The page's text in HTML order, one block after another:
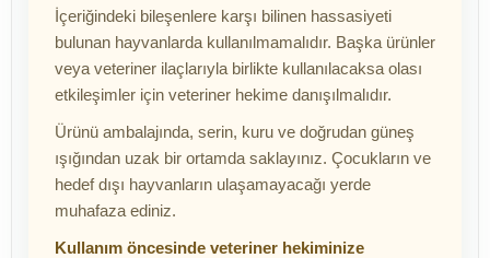
İçeriğindeki bileşenlere karşı bilinen hassasiyeti
bulunan hayvanlarda kullanılmamalıdır. Başka ürünler
veya veteriner ilaçlarıyla birlikte kullanılacaksa olası
etkileşimler için veteriner hekime danışılmalıdır.
Ürünü ambalajında, serin, kuru ve doğrudan güneş
ışığından uzak bir ortamda saklayınız. Çocukların ve
hedef dışı hayvanların ulaşamayacağı yerde
muhafaza ediniz.
Kullanım öncesinde veteriner hekiminize